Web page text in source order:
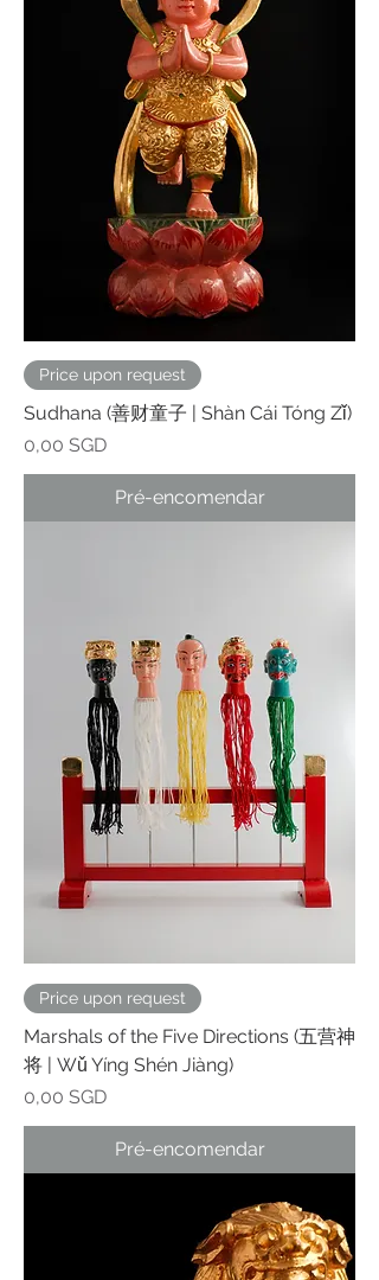
Price upon request
Sudhana (善财童子 | Shàn Cái Tóng Zǐ)
Preço
0,00 SGD
Pré-encomendar
Price upon request
Marshals of the Five Directions (五营神
将 | Wǔ Yíng Shén Jiàng)
Preço
0,00 SGD
Pré-encomendar